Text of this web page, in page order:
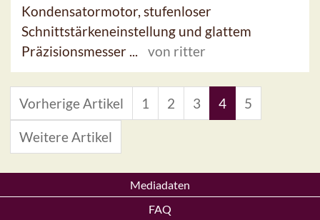
Kondensatormotor, stufenloser
Schnittstärkeneinstellung und glattem
Präzisionsmesser ...
von ritter
Vorherige Artikel 1 2 3 4 5
Weitere Artikel
Mediadaten
FAQ